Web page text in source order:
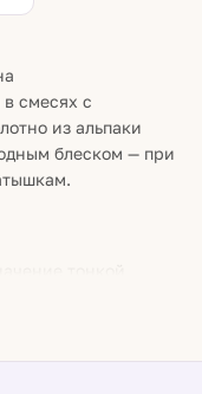
смесях с
из альпаки
блеском — при
единой
смотрите